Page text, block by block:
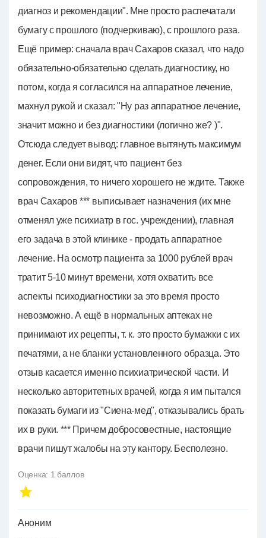
диагноз и рекомендации". Мне просто распечатали
бумагу с прошлого (подчеркиваю), с прошлого раза.
Ещё пример: сначала врач Сахаров сказал, что надо
обязательно-обязательно сделать диагностику, но
потом, когда я согласился на аппаратное лечение,
махнул рукой и сказал: "Ну раз аппаратное лечение,
значит можно и без диагностики (логично же? )".
Отсюда следует вывод: главное вытянуть максимум
денег. Если они видят, что пациент без
сопровождения, то ничего хорошего не ждите. Также
врач Сахаров *** выписывает назначения (их мне
отменял уже психиатр в гос. учреждении), главная
его задача в этой клинике - продать аппаратное
лечение. На осмотр пациента за 1000 рублей врач
тратит 5-10 минут времени, хотя охватить все
аспекты психодиагностики за это время просто
невозможно. А ещё в нормальных аптеках не
принимают их рецепты, т. к. это просто бумажки с их
печатями, а не бланки установленного образца. Это
отзыв касается именно психиатрической части. И
несколько авторитетных врачей, когда я им пытался
показать бумаги из "Сиена-мед", отказывались брать
их в руки. *** Причем добросовестные, настоящие
врачи пишут жалобы на эту кантору. Бесполезно.
Оценка: 1 баллов
Аноним